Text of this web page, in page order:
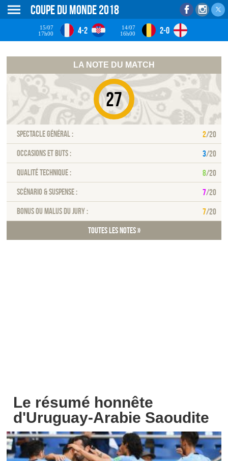
Coupe du monde 2018
15/07
17h00
4-2
14/07
16h00
2-0
LA NOTE DU MATCH
27
Spectacle général : 2/20
Occasions et buts : 3/20
Qualité technique : 8/20
Scénario & Suspense : 7/20
Bonus ou malus du jury : 7/20
Toutes les notes »
Le résumé honnête
d'Uruguay-Arabie Saoudite